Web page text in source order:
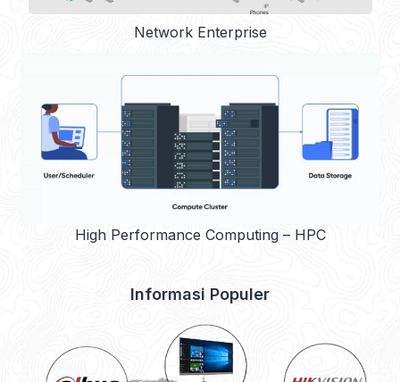
Network Enterprise
High Performance Computing – HPC
Informasi Populer